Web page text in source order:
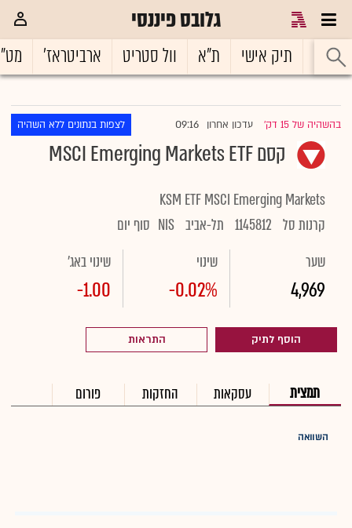
גלובס פיננסי
ראשי תיק אישי ת"א וול סטריט ארביטראז'
בהשהיה של 15 דק' |עדכון אחרון 09:16 לצפות בנתונים ללא השהיה
קסם MSCI Emerging Markets ETF
KSM ETF MSCI Emerging Markets
קרנות סל 1145812 תל-אביב NIS סוף יום
שער
4,969
שינוי
-0.02%
שינוי באג'
-1.00
הוסף לתיק התראות
תמצית עסקאות החזקות פורום
השוואה